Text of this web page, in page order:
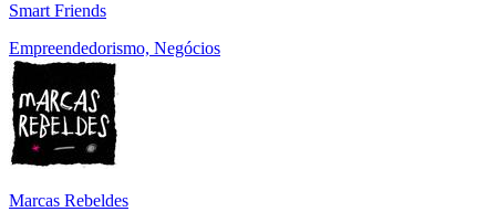
Smart Friends
Empreendedorismo, Negócios
Marcas Rebeldes